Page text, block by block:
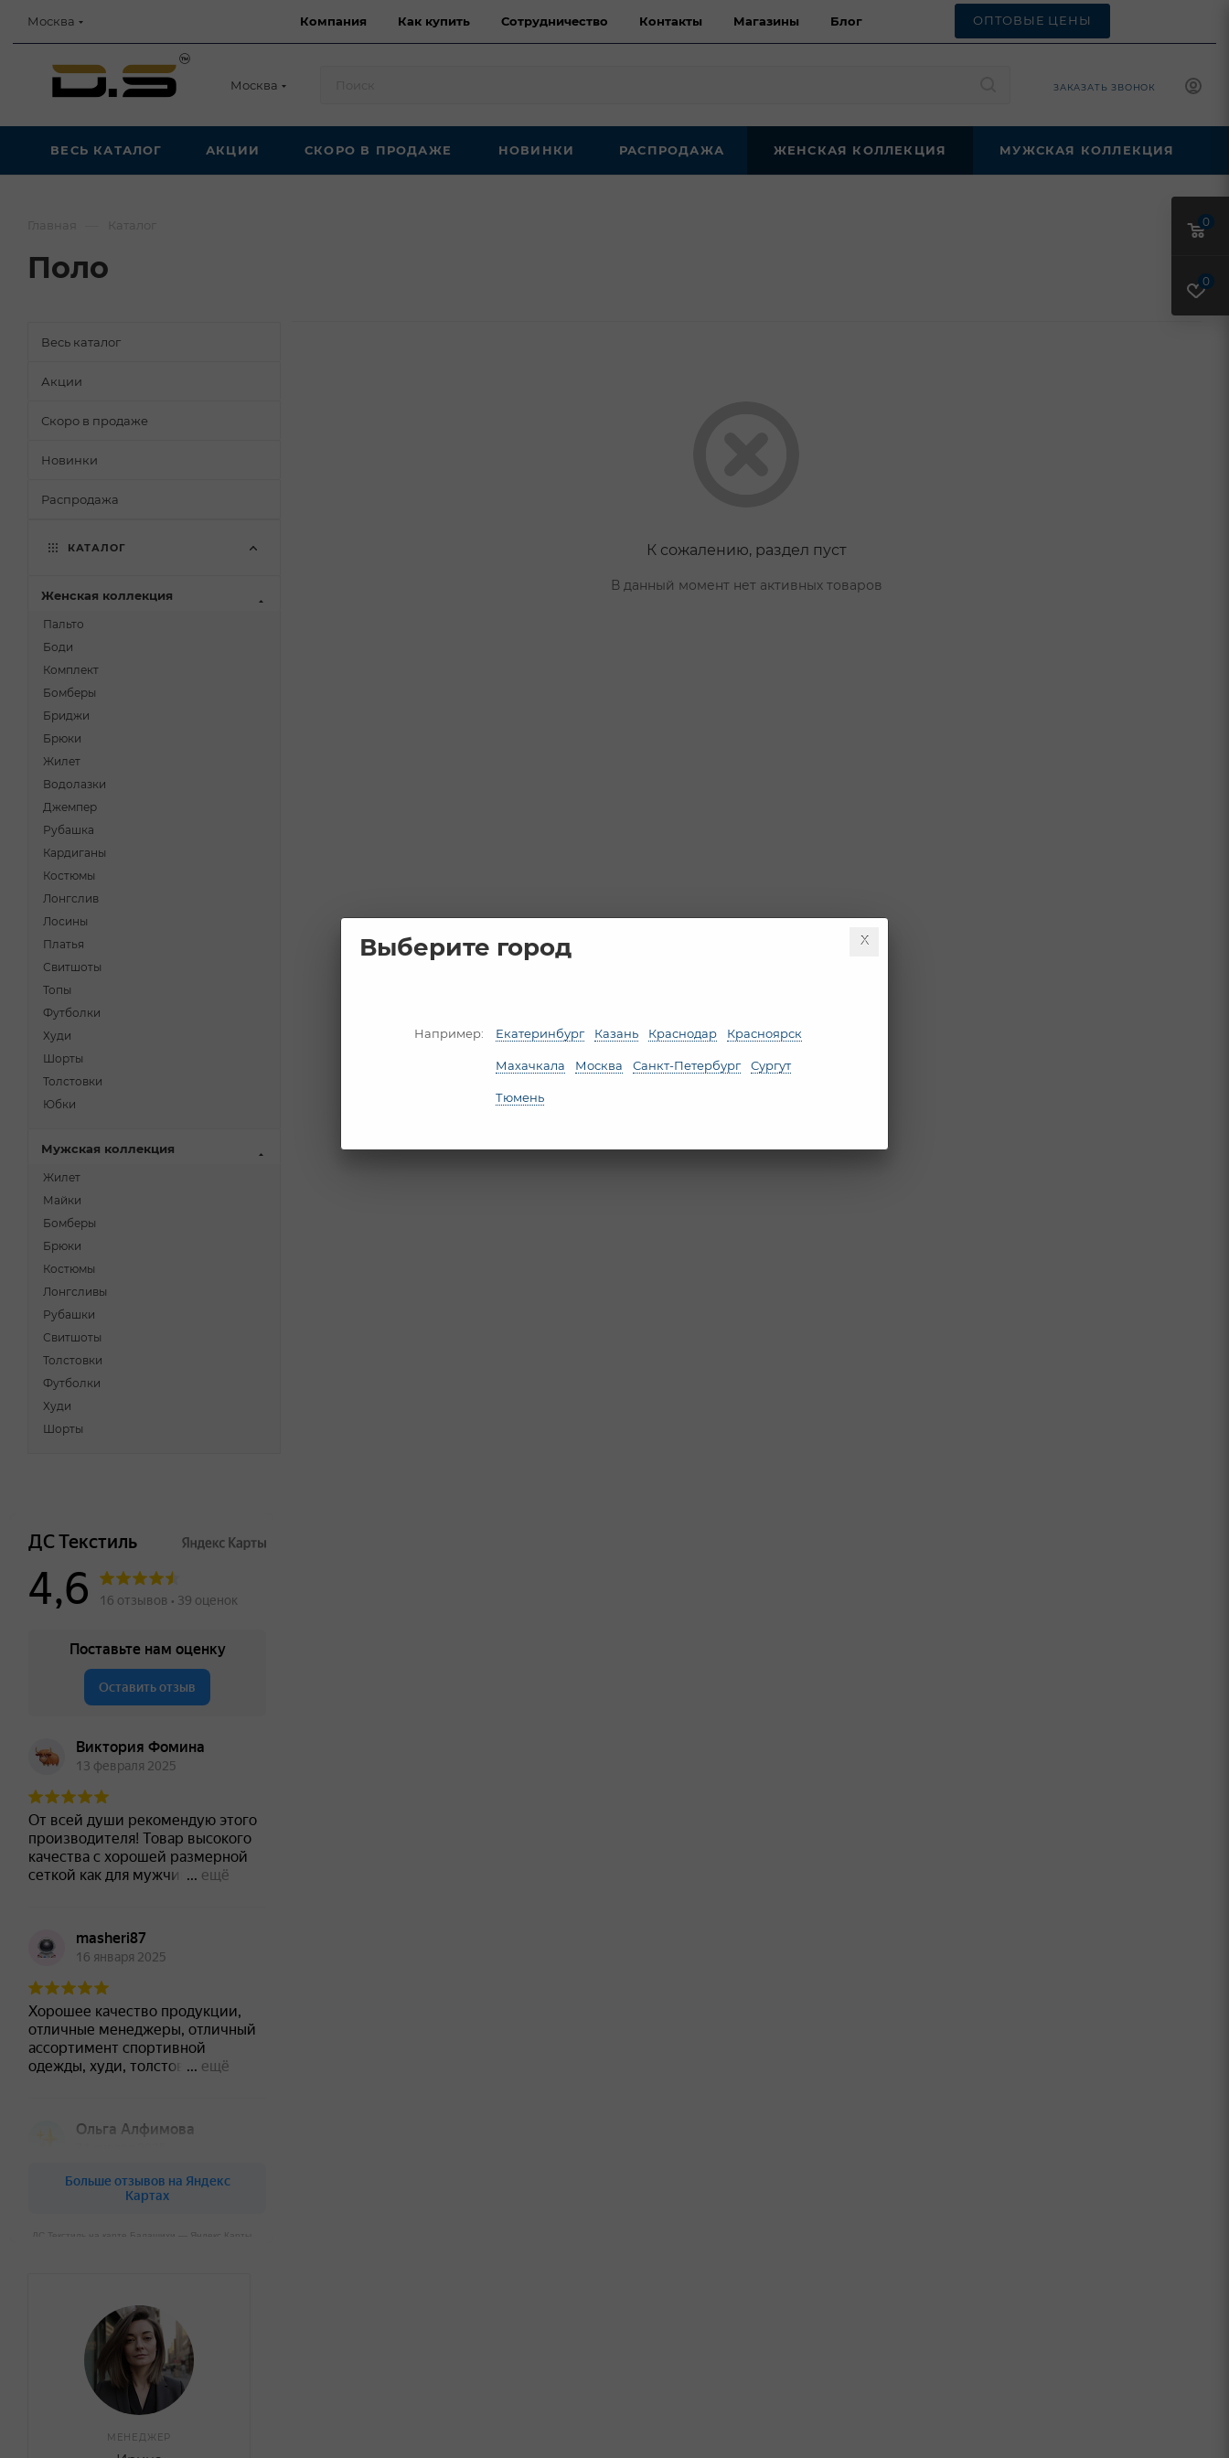
Москва Компания Как купить Сотрудничество Контакты Магазины Блог ОПТОВЫЕ ЦЕНЫ
Москва ЗАКАЗАТЬ ЗВОНОК
ВЕСЬ КАТАЛОГ АКЦИИ СКОРО В ПРОДАЖЕ НОВИНКИ РАСПРОДАЖА ЖЕНСКАЯ КОЛЛЕКЦИЯ МУЖСКАЯ КОЛЛЕКЦИЯ
Главная Каталог
Поло
К сожалению, раздел пуст
В данный момент нет активных товаров
Весь каталог
Акции
Скоро в продаже
Новинки
Распродажа
КАТАЛОГ
Женская коллекция
Пальто
Боди
Комплект
Бомберы
Бриджи
Брюки
Жилет
Водолазки
Джемпер
Рубашка
Кардиганы
Костюмы
Лонгслив
Лосины
Платья
Свитшоты
Топы
Футболки
Худи
Шорты
Толстовки
Юбки
Мужская коллекция
Жилет
Майки
Бомберы
Брюки
Костюмы
Лонгсливы
Рубашки
Свитшоты
Толстовки
Футболки
Худи
Шорты
ДС Текстиль на карте Балашихи — Яндекс Карты
МЕНЕДЖЕР
0
0
Выберите город
Например: Екатеринбург Казань Краснодар Красноярск
Махачкала Москва Санкт-Петербург Сургут
Тюмень